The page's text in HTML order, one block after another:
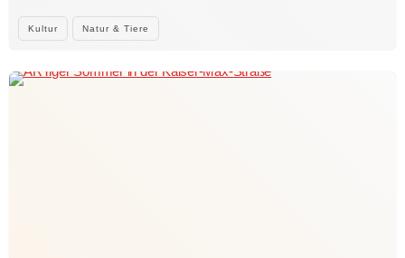
Kultur Natur & Tiere